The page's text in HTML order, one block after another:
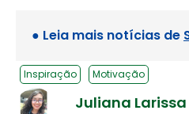
● Leia mais notícias de
Inspiração Motivação
Juliana Larissa